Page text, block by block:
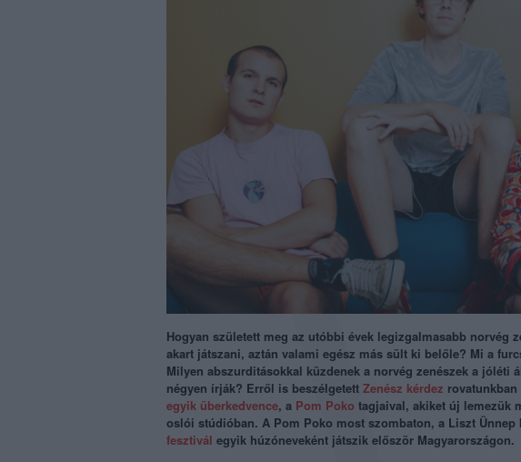
Hogyan született meg az utóbbi évek legizgalmasabb norvég
akart játszani, aztán valami egész más sült ki belőle? Mi a
Milyen abszurditásokkal küzdenek a norvég zenészek a jóléti
négyen írják? Erről is beszélgetett Zenész kérdez rovatunkban
egyik überkedvence, a Pom Poko tagjaival, akiket új lemezük
oslói stúdióban. A Pom Poko most szombaton, a Liszt Ünnep
fesztivál egyik húzóneveként játszik először Magyarországon.